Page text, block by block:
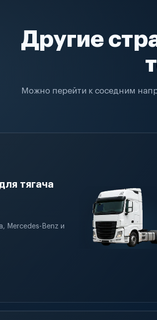
Другие
Можно перейти к соседним
тягача
Mercedes-Benz и